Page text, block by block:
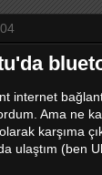
internet
Ama ne
karşıma
ulaştım (ben